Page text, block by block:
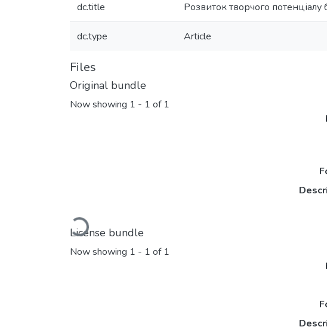
dc.title Розвиток творчого
dc.type Article
Files
Original bundle
Now showing 1 - 1 of 1
Loading...
License bundle
Now showing 1 - 1 of 1